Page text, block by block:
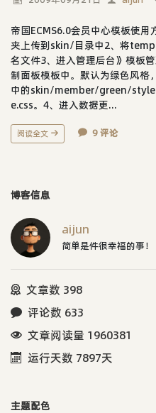
帝国ECMS6.0会员中心模板使
夹上传到skin/目录中2、将
名文件3、进入管理后台》模板
制面板模板中。默认为绿色风格
中的skin/member/green/
e.css。4、进入数据更...
阅读全文 9 评论
博客信息
aijun
简单是件很幸福的事！
文章数 398
评论数 633
文章阅读量 1960381
运行天数 7897天
主题配色